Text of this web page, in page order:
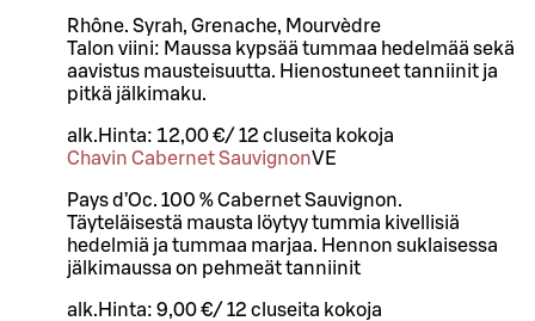
Rhône. Syrah, Grenache, Mourvèdre
Talon viini: Maussa kypsää tummaa hedelmää sekä
aavistus mausteisuutta. Hienostuneet tanniinit ja
pitkä jälkimaku.
alk. Hinta: 12,00 €/ 12 cl useita kokoja
Chavin Cabernet SauvignonVE
Pays d’Oc. 100 % Cabernet Sauvignon.
Täyteläisestä mausta löytyy tummia kivellisiä
hedelmiä ja tummaa marjaa. Hennon suklaisessa
jälkimaussa on pehmeät tanniinit
alk. Hinta: 9,00 €/ 12 cl useita kokoja